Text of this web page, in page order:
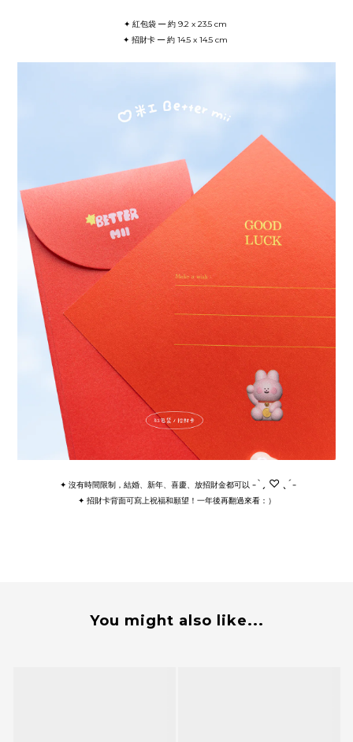
✦ 紅包袋 ─約 9.2 x 23.5 cm
✦ 招財卡 ─約 14.5 x 14.5 cm
✦ 沒有時間限制，結婚、新年、喜慶、放招財金都可以 ˗ˋˏ ♡ ˎˊ˗
✦ 招財卡背面可寫上祝福和願望！一年後再翻過來看：）
You might also like...